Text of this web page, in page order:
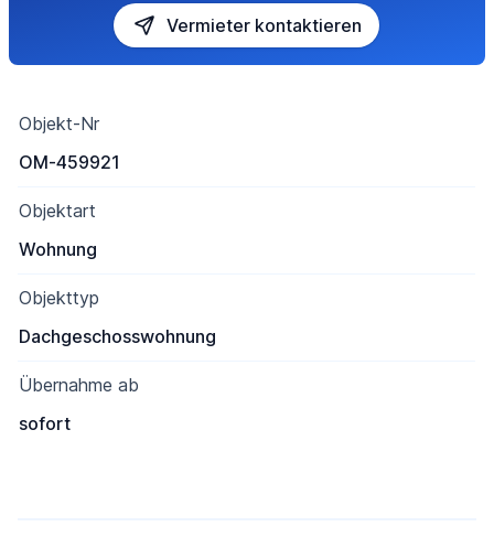
Vermieter kontaktieren
Objekt-Nr
OM-459921
Objektart
Wohnung
Objekttyp
Dachgeschosswohnung
Übernahme ab
sofort